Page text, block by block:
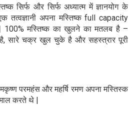
सिर्फ और सिर्फ अध्यात्म में ज्ञानयोग के
अपना मस्तिष्क full capacity
100% मस्तिष्क का खुलने का मतलब है –
है, सारे चक्र खुल चुके है और सहस्त्रार पूरी
परमहंस और महर्षि रमण अपना मस्तिस्क
करते थे |